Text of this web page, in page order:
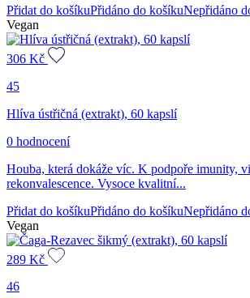
Přidat do košíkuPřidáno do košíkuNepřidáno
Vegan
306 Kč
45
Hlíva ústřičná (extrakt), 60 kapslí
0 hodnocení
Houba, která dokáže víc. K podpoře imunity,
rekonvalescence. Vysoce kvalitní...
Přidat do košíkuPřidáno do košíkuNepřidáno
Vegan
289 Kč
46